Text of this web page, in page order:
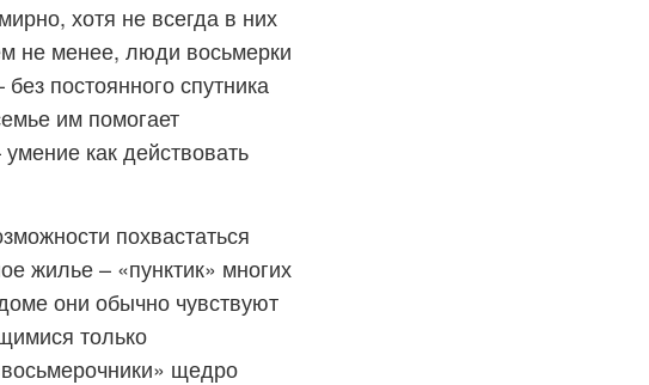
хотя не всегда в них
не менее, люди восьмерки
постоянного спутника
им помогает
как действовать
похвастаться
жилье – «пунктик» многих
они обычно чувствуют
только
щедро